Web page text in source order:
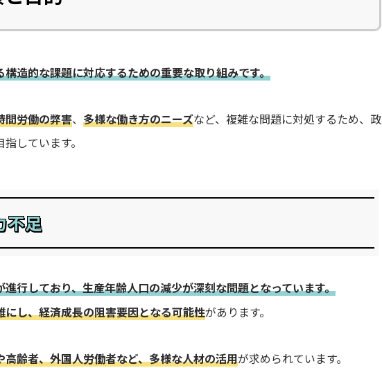
造的な課題に対応するための重要な取り組みです。
間労働の弊害、 多様な働き方のニーズなど、複雑な問題に対処するため、政
しています。
不足
行しており、生産年齢人口の減少が深刻な問題となっています。
にし、経済成長の阻害要因となる可能性があります。
高齢者、外国人労働者など、多様な人材の活用が求められています。